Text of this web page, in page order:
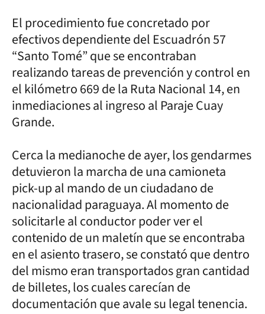
El procedimiento fue concretado por
efectivos dependiente del Escuadrón 57
“Santo Tomé” que se encontraban
realizando tareas de prevención y control en
el kilómetro 669 de la Ruta Nacional 14, en
inmediaciones al ingreso al Paraje Cuay
Grande.
Cerca la medianoche de ayer, los gendarmes
detuvieron la marcha de una camioneta
pick-up al mando de un ciudadano de
nacionalidad paraguaya. Al momento de
solicitarle al conductor poder ver el
contenido de un maletín que se encontraba
en el asiento trasero, se constató que dentro
del mismo eran transportados gran cantidad
de billetes, los cuales carecían de
documentación que avale su legal tenencia.